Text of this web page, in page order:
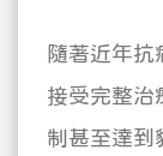
隨著近年抗
接受完整治
制甚至達到